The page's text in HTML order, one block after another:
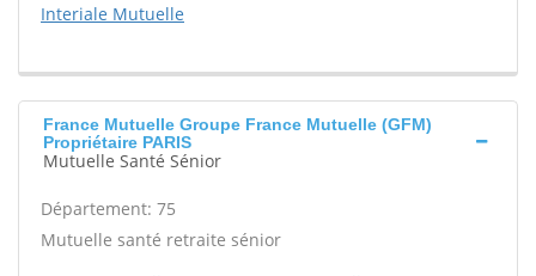
Interiale Mutuelle
France Mutuelle Groupe France Mutuelle (GFM)
Propriétaire PARIS
Mutuelle Santé Sénior
Département: 75
Mutuelle santé retraite sénior